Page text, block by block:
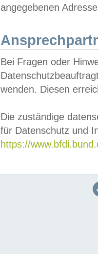
angegebenen
Bei Fragen oder
wenden. Diesen
Die zuständige
für Datenschutz und
https://